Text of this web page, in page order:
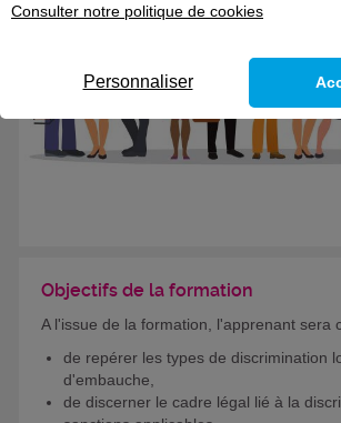
Objectifs de la formation
A l'issue de la formation, l'apprenant sera
de repérer les types de discrimination
d'embauche,
de discerner le cadre légal lié à la
Consulter notre politique de cookies
Personnaliser